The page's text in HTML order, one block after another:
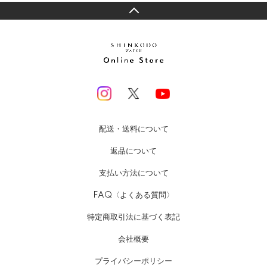
配送・送料について
返品について
支払い方法について
FAQ〈よくある質問〉
特定商取引法に基づく表記
会社概要
プライバシーポリシー